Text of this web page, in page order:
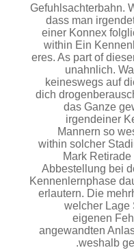
Gefuhlsachterbahn.
dass man
einer Konnex
within Ein
eres. As part of
unahnlich.
keineswegs auf
dich
das Ganze
irgendeiner
Mannern so
within solcher
Mark
Abbestellung bei
Kennenlernphase
erlautern. Die
welcher Lage
eigenen
angewandten
weshalb